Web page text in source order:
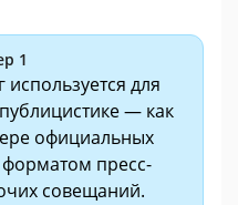
1
для
— как
официальных
пресс-
совещаний.